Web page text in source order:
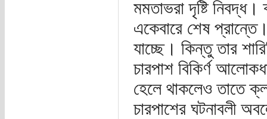
মমতাভরা দৃষ্টি
একেবারে শেষ
যাচ্ছে। কিন্তু তার
চারপাশ বিকির্ণ
হেলে থাকলেও তাতে
চারপাশের ঘটনাবলী